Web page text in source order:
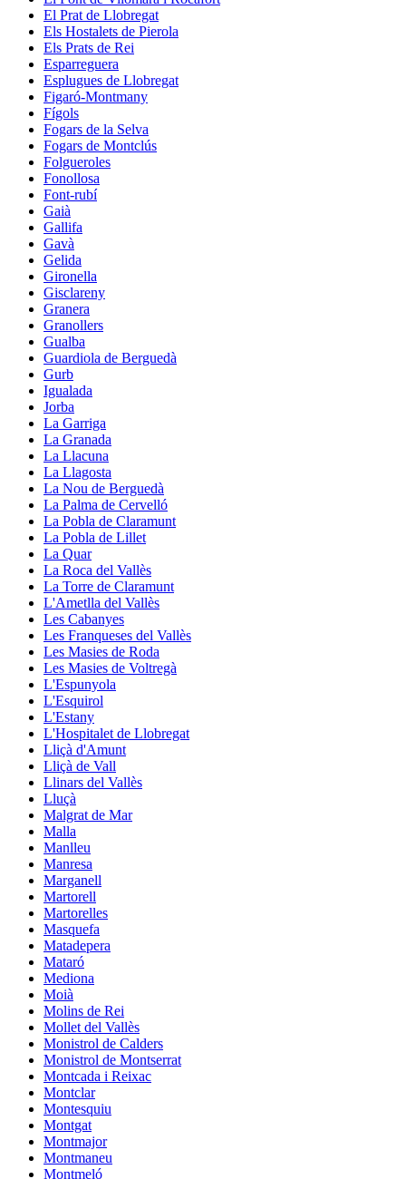
El Prat de Llobregat
Els Hostalets de Pierola
Els Prats de Rei
Esparreguera
Esplugues de Llobregat
Figaró-Montmany
Fígols
Fogars de la Selva
Fogars de Montclús
Folgueroles
Fonollosa
Font-rubí
Gaià
Gallifa
Gavà
Gelida
Gironella
Gisclareny
Granera
Granollers
Gualba
Guardiola de Berguedà
Gurb
Igualada
Jorba
La Garriga
La Granada
La Llacuna
La Llagosta
La Nou de Berguedà
La Palma de Cervelló
La Pobla de Claramunt
La Pobla de Lillet
La Quar
La Roca del Vallès
La Torre de Claramunt
L'Ametlla del Vallès
Les Cabanyes
Les Franqueses del Vallès
Les Masies de Roda
Les Masies de Voltregà
L'Espunyola
L'Esquirol
L'Estany
L'Hospitalet de Llobregat
Lliçà d'Amunt
Lliçà de Vall
Llinars del Vallès
Lluçà
Malgrat de Mar
Malla
Manlleu
Manresa
Marganell
Martorell
Martorelles
Masquefa
Matadepera
Mataró
Mediona
Moià
Molins de Rei
Mollet del Vallès
Monistrol de Calders
Monistrol de Montserrat
Montcada i Reixac
Montclar
Montesquiu
Montgat
Montmajor
Montmaneu
Montmeló